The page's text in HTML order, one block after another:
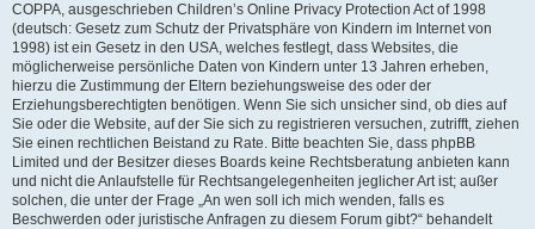
COPPA, ausgeschrieben Children’s Online Privacy Protection Act of 1998
(deutsch: Gesetz zum Schutz der Privatsphäre von Kindern im Internet von
1998) ist ein Gesetz in den USA, welches festlegt, dass Websites, die
möglicherweise persönliche Daten von Kindern unter 13 Jahren erheben,
hierzu die Zustimmung der Eltern beziehungsweise des oder der
Erziehungsberechtigten benötigen. Wenn Sie sich unsicher sind, ob dies auf
Sie oder die Website, auf der Sie sich zu registrieren versuchen, zutrifft, ziehen
Sie einen rechtlichen Beistand zu Rate. Bitte beachten Sie, dass phpBB
Limited und der Besitzer dieses Boards keine Rechtsberatung anbieten kann
und nicht die Anlaufstelle für Rechtsangelegenheiten jeglicher Art ist; außer
solchen, die unter der Frage „An wen soll ich mich wenden, falls es
Beschwerden oder juristische Anfragen zu diesem Forum gibt?“ behandelt